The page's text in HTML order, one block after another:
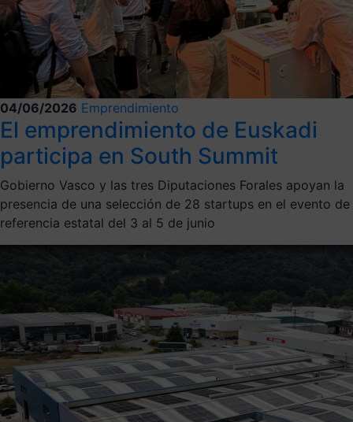
04/06/2026 Emprendimiento
El emprendimiento de Euskadi
participa en South Summit
Gobierno Vasco y las tres Diputaciones Forales apoyan la
presencia de una selección de 28 startups en el evento de
referencia estatal del 3 al 5 de junio